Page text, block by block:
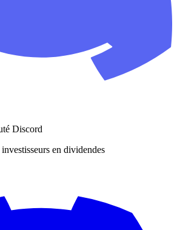
Discord
en dividendes